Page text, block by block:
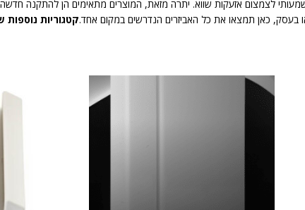
או בעסק, כאן תמצאו את כל האביזרים הנדרשים במקום אחד.קטגוריות נוספות